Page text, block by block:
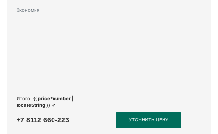
Экономия
Итого: {{ price*number |
localeString }}
+7 8112 660-223 УТОЧНИТЬ ЦЕНУ